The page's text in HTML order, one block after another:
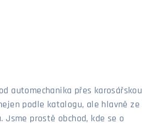
automechanika přes karosářskou
podle katalogu, ale hlavně ze
prostě obchod, kde se o